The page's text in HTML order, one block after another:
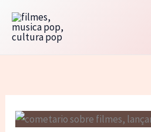
para